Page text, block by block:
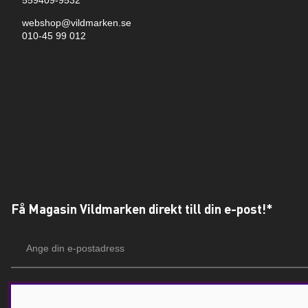
webshop@vildmarken.se
010-45 99 012
Få Magasin Vildmarken direkt till din e-post!*
postadress